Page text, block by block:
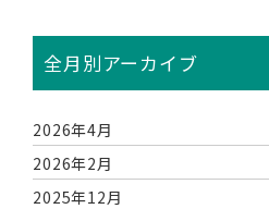
全月別アーカイブ
2026年4月
2026年2月
2025年12月